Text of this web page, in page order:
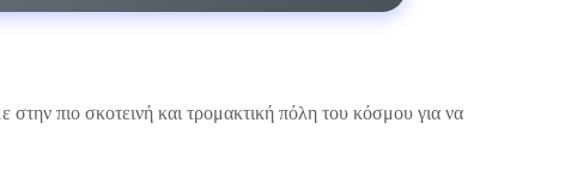
στην πιο σκοτεινή και τρομακτική πόλη του κόσμου για να